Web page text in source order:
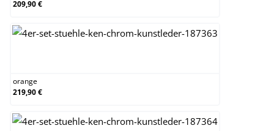
209,90 €
orange
219,90 €